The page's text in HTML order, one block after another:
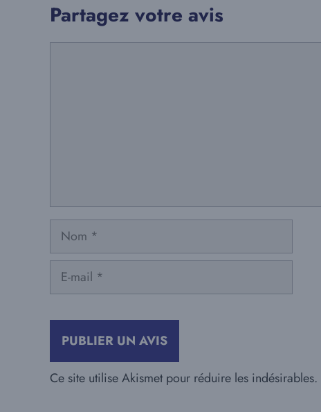
Partagez votre avis
Nom
mail
Ce site utilise Akismet pour réduire les indésirables.